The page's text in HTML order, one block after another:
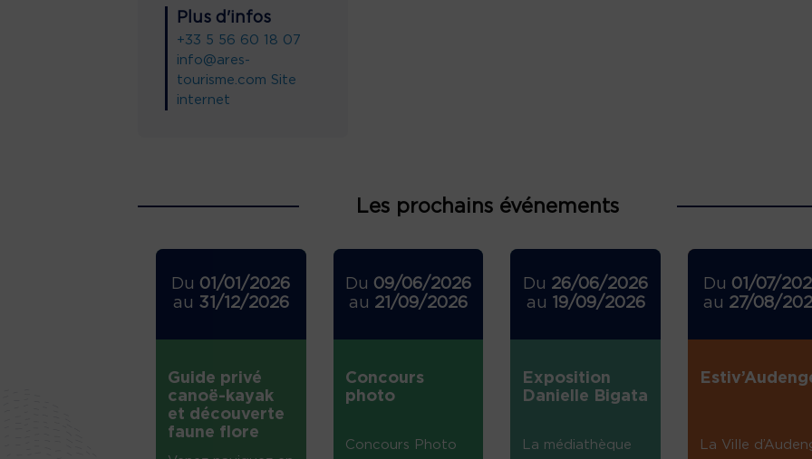
Plus d'infos
+33 5 56 60 18 07
info@ares-
tourisme.com Site
internet
Les prochains événements
Du 01/01/2026
au 31/12/2026
Guide privé
canoë-kayak
et découverte
faune flore
Du 09/06/2026
au 21/09/2026
Concours
photo
Concours Photo
Du 26/06/2026
au
19/09/2026
Exposition
Danielle Bigata
La médiathèque
Du 01/07/
au 27/08/
La Ville